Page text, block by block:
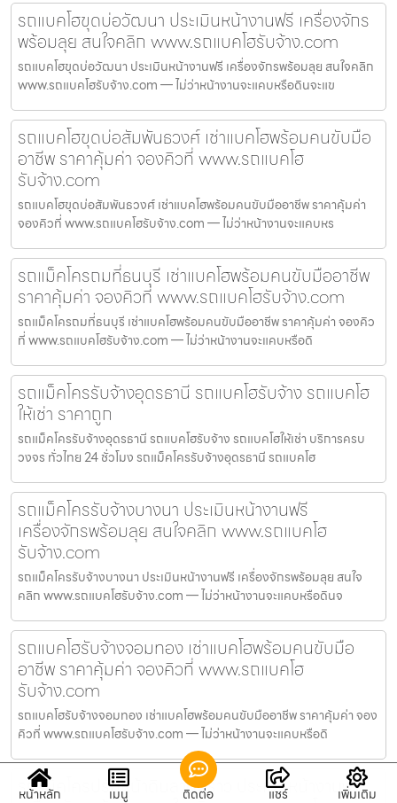
รถแบคโฮขุดบ่อวัฒนา ประเมินหน้างานฟรี เครื่องจักร
พร้อมลุย สนใจคลิก www.รถแบคโฮรับจ้าง.com
รถแบคโฮขุดบ่อวัฒนา ประเมินหน้างานฟรี เครื่องจักรพร้อมลุย สนใจคลิก
www.รถแบคโฮรับจ้าง.com — ไม่ว่าหน้างานจะแคบหรือดินจะแข
รถแบคโฮขุดบ่อสัมพันธวงศ์ เช่าแบคโฮพร้อมคนขับมือ
อาชีพ ราคาคุ้มค่า จองคิวที่ www.รถแบคโฮ
รับจ้าง.com
รถแบคโฮขุดบ่อสัมพันธวงศ์ เช่าแบคโฮพร้อมคนขับมืออาชีพ ราคาคุ้มค่า
จองคิวที่ www.รถแบคโฮรับจ้าง.com — ไม่ว่าหน้างานจะแคบหร
รถแม็คโครถมที่ธนบุรี เช่าแบคโฮพร้อมคนขับมืออาชีพ
ราคาคุ้มค่า จองคิวที่ www.รถแบคโฮรับจ้าง.com
รถแม็คโครถมที่ธนบุรี เช่าแบคโฮพร้อมคนขับมืออาชีพ ราคาคุ้มค่า จองคิว
ที่ www.รถแบคโฮรับจ้าง.com — ไม่ว่าหน้างานจะแคบหรือดิ
รถแม็คโครรับจ้างอุดรธานี รถแบคโฮรับจ้าง รถแบคโฮ
ให้เช่า ราคาถูก
รถแม็คโครรับจ้างอุดรธานี รถแบคโฮรับจ้าง รถแบคโฮให้เช่า บริการครบ
วงจร ทั่วไทย 24 ชั่วโมง รถแม็คโครรับจ้างอุดรธานี รถแบคโฮ
รถแม็คโครรับจ้างบางนา ประเมินหน้างานฟรี
เครื่องจักรพร้อมลุย สนใจคลิก www.รถแบคโฮ
รับจ้าง.com
รถแม็คโครรับจ้างบางนา ประเมินหน้างานฟรี เครื่องจักรพร้อมลุย สนใจ
คลิก www.รถแบคโฮรับจ้าง.com — ไม่ว่าหน้างานจะแคบหรือดินจ
รถแบคโฮรับจ้างจอมทอง เช่าแบคโฮพร้อมคนขับมือ
อาชีพ ราคาคุ้มค่า จองคิวที่ www.รถแบคโฮ
รับจ้าง.com
รถแบคโฮรับจ้างจอมทอง เช่าแบคโฮพร้อมคนขับมืออาชีพ ราคาคุ้มค่า จอง
คิวที่ www.รถแบคโฮรับจ้าง.com — ไม่ว่าหน้างานจะแคบหรือดิ
รถแม็คโครปรับหน้าดินลาดพร้าว ประเมินหน้างานฟรี
หน้าหลัก เมนู ติดต่อ แชร์ เพิ่มเติม